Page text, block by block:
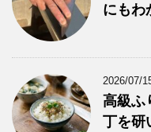
にもわ
2026/07/
高級ふ
丁を研